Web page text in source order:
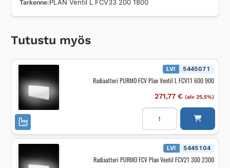
Tarkenne PLAN Ventil L FCV33 200 1800
Tutustu myös
LVI 5445071
Radiaattori PURMO FCV Plan Ventil L FCV11 600 900
271,77 € (alv 25,5%)
Radiaattori
PURMO
Plan
Ventil
600
LVI 5445104
Radiaattori PURMO FCV Plan Ventil FCV21 300 2300